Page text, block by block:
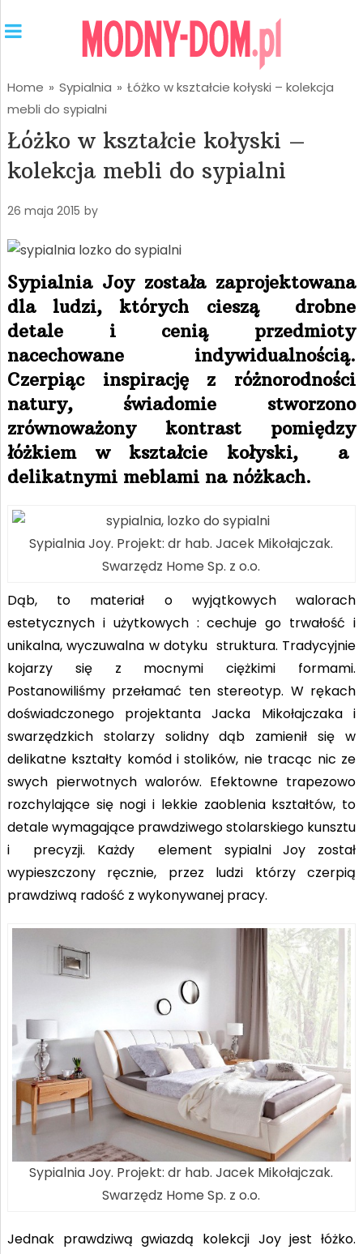
Home » Sypialnia » Łóżko w kształcie kołyski – kolekcja
mebli do sypialni
Łóżko w kształcie kołyski –
kolekcja mebli do sypialni
26 maja 2015 by
Sypialnia Joy została zaprojektowana
dla ludzi, których cieszą drobne
detale i cenią przedmioty
nacechowane indywidualnością.
Czerpiąc inspirację z różnorodności
natury, świadomie stworzono
zrównoważony kontrast pomiędzy
łóżkiem w kształcie kołyski, a
delikatnymi meblami na nóżkach.
Sypialnia Joy. Projekt: dr hab. Jacek Mikołajczak.
Swarzędz Home Sp. z o.o.
Dąb, to materiał o wyjątkowych walorach
estetycznych i użytkowych : cechuje go trwałość i
unikalna, wyczuwalna w dotyku struktura. Tradycyjnie
kojarzy się z mocnymi ciężkimi formami.
Postanowiliśmy przełamać ten stereotyp. W rękach
doświadczonego projektanta Jacka Mikołajczaka i
swarzędzkich stolarzy solidny dąb zamienił się w
delikatne kształty komód i stolików, nie tracąc nic ze
swych pierwotnych walorów. Efektowne trapezowo
rozchylające się nogi i lekkie zaoblenia kształtów, to
detale wymagające prawdziwego stolarskiego kunsztu
i precyzji. Każdy element sypialni Joy został
wypieszczony ręcznie, przez ludzi którzy czerpią
prawdziwą radość z wykonywanej pracy.
Sypialnia Joy. Projekt: dr hab. Jacek Mikołajczak.
Swarzędz Home Sp. z o.o.
Jednak prawdziwą gwiazdą kolekcji Joy jest łóżko.